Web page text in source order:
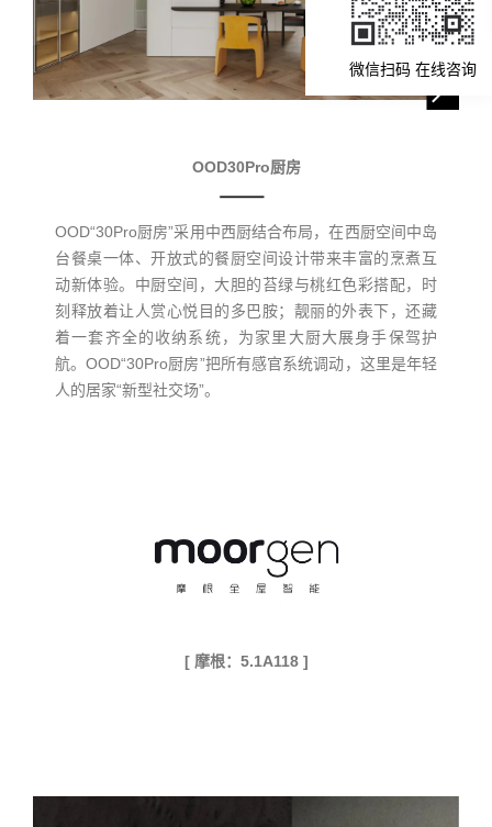
OOD30Pro厨房
OOD“30Pro厨房”采用中西厨结合布局，在西厨空间中岛
台餐桌一体、开放式的餐厨空间设计带来丰富的烹煮互
动新体验。中厨空间，大胆的苔绿与桃红色彩搭配，时
刻释放着让人赏心悦目的多巴胺；靓丽的外表下，还藏
着一套齐全的收纳系统，为家里大厨大展身手保驾护
航。OOD“30Pro厨房”把所有感官系统调动，这里是年轻
人的居家“新型社交场”。
[ 摩根：5.1A118 ]
微信扫码 在线咨询